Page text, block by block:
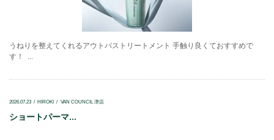
うねりを整えてくれるアウトバストリートメント 手触り良くておすすめで
す！ ...
2026.07.23 HIROKI VAN COUNCIL 津店
ショートパーマ...